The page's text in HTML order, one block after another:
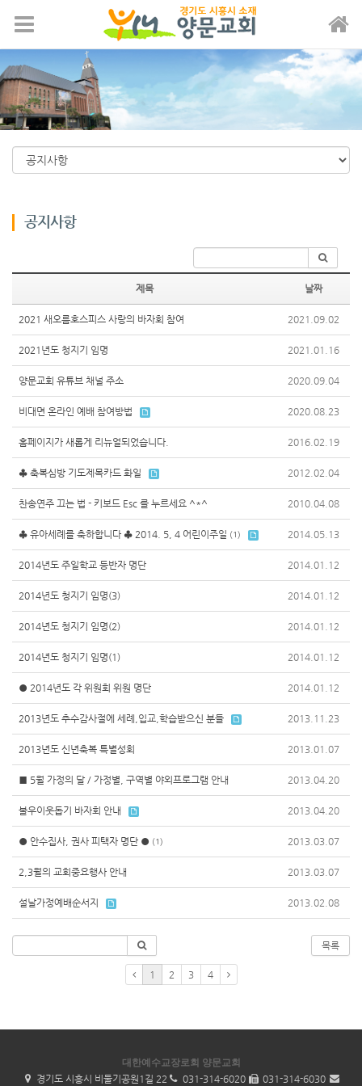
메뉴 건너뛰기
공지사항
제목 날짜
2021 새오름호스피스 사랑의 바자회 참여 2021.09.02
2021년도 청지기 임명 2021.01.16
양문교회 유튜브 채널 주소 2020.09.04
비대면 온라인 예배 참여방법 2020.08.23
홈페이지가 새롭게 리뉴얼되었습니다. 2016.02.19
♣ 축복심방 기도제목카드 화일 2012.02.04
찬송연주 끄는 법 - 키보드 Esc 를 누르세요 ^*^ 2010.04.08
♣ 유아세례를 축하합니다 ♣ 2014. 5, 4 어린이주일 (1) 2014.05.13
2014년도 주일학교 등반자 명단 2014.01.12
2014년도 청지기 임명(3) 2014.01.12
2014년도 청지기 임명(2) 2014.01.12
2014년도 청지기 임명(1) 2014.01.12
● 2014년도 각 위원회 위원 명단 2014.01.12
2013년도 추수감사절에 세례,입교,학습받으신 분들 2013.11.23
2013년도 신년축복 특별성회 2013.01.07
■ 5월 가정의 달 / 가정별, 구역별 야외프로그램 안내 2013.04.20
불우이웃돕기 바자회 안내 2013.04.20
● 안수집사, 권사 피택자 명단 ● (1) 2013.03.07
2,3월의 교회중요행사 안내 2013.03.07
설날가정예배순서지 2013.02.08
목록
1 2 3 4
대한예수교장로회 양문교회
경기도 시흥시 비둘기공원1길 22 031-314-6020 031-314-6030